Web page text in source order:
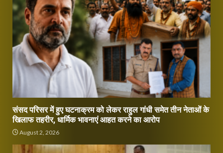
संसद परिसर में हुए घटनाक्रम को लेकर राहुल गांधी समेत तीन नेताओं के
खिलाफ तहरीर, धार्मिक भावनाएं आहत करने का आरोप
August 2, 2026